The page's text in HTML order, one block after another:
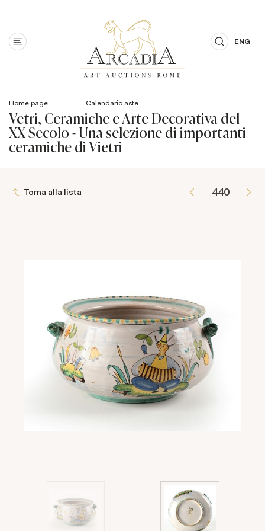
ENG
Home page Calendario aste
Vetri, Ceramiche e Arte Decorativa del
XX Secolo - Una selezione di importanti
ceramiche di Vietri
Torna alla lista